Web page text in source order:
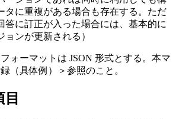
タに重複がある場合も存在する。ただ
答に訂正が入った場合には、基本的に
ョンが更新される）
ォーマットは JSON 形式とする。本マ
（具体例）＞参照のこと。